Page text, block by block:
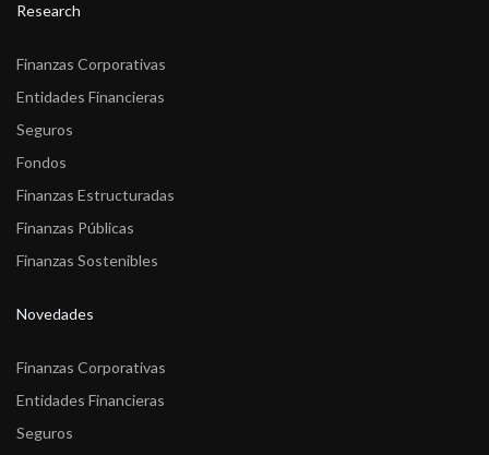
Research
Finanzas Corporativas
Entidades Financieras
Seguros
Fondos
Finanzas Estructuradas
Finanzas Públicas
Finanzas Sostenibles
Novedades
Finanzas Corporativas
Entidades Financieras
Seguros